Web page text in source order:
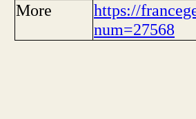
More
https://
num=27568